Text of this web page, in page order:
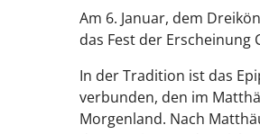
Am 6. Januar, dem
das Fest der Erscheinung
In der Tradition ist das
verbunden, den im
Morgenland. Nach